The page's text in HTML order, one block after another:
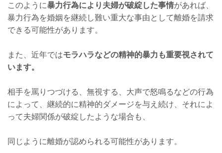
このように暴力行為により夫婦が破綻した事情があれば、
暴力行為を婚姻を継続し難い重大な事由として離婚を請求
できる可能性があります。
また、近年ではモラハラなどの精神的暴力も重要視されて
います。
相手を罵りつづける、無視する、大声で怒鳴るなどの行為
によって、継続的に精神的ダメージを与え続け、それによ
って夫婦関係が破綻したような場合も、
同じように離婚が認められる可能性があります。